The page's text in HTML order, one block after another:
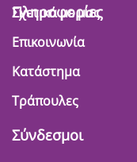
Πληροφορίες
Σχετικά με μας
Επικοινωνία
Κατάστημα
Τράπουλες
Σύνδεσμοι